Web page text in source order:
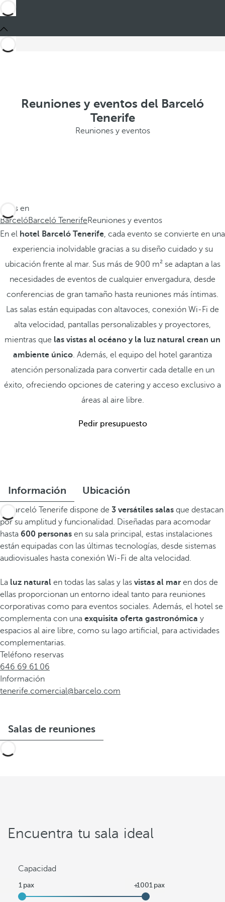
Reuniones y eventos del Barceló
Tenerife
Reuniones y eventos
Estás en
BarcelóBarceló TenerifeReuniones y eventos
En el hotel Barceló Tenerife, cada evento se convierte en una
experiencia inolvidable gracias a su diseño cuidado y su
ubicación frente al mar. Sus más de 900 m² se adaptan a las
necesidades de eventos de cualquier envergadura, desde
conferencias de gran tamaño hasta reuniones más íntimas.
Las salas están equipadas con altavoces, conexión Wi-Fi de
alta velocidad, pantallas personalizables y proyectores,
mientras que las vistas al océano y la luz natural crean un
ambiente único. Además, el equipo del hotel garantiza
atención personalizada para convertir cada detalle en un
éxito, ofreciendo opciones de catering y acceso exclusivo a
áreas al aire libre.
Pedir presupuesto
Información Ubicación
El Barceló Tenerife dispone de 3 versátiles salas que destacan
por su amplitud y funcionalidad. Diseñadas para acomodar
hasta 600 personas en su sala principal, estas instalaciones
están equipadas con las últimas tecnologías, desde sistemas
audiovisuales hasta conexión Wi-Fi de alta velocidad.
La luz natural en todas las salas y las vistas al mar en dos de
ellas proporcionan un entorno ideal tanto para reuniones
corporativas como para eventos sociales. Además, el hotel se
complementa con una exquisita oferta gastronómica y
espacios al aire libre, como su lago artificial, para actividades
complementarias.
Teléfono reservas
646 69 61 06
Información
tenerife.comercial@barcelo.com
Salas de reuniones
Encuentra tu sala ideal
Capacidad